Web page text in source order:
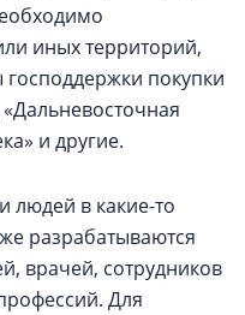
иных территорий,
покупки
и другие.
людей в какие-то
разрабатываются
врачей, сотрудников
Для